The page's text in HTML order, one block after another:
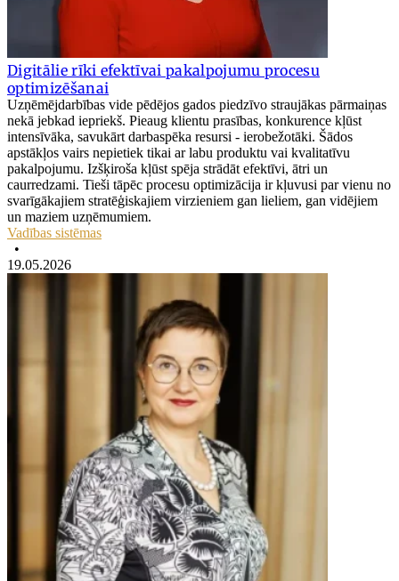
Digitālie rīki efektīvai pakalpojumu procesu
optimizēšanai
Uzņēmējdarbības vide pēdējos gados piedzīvo straujākas pārmaiņas
nekā jebkad iepriekš. Pieaug klientu prasības, konkurence kļūst
intensīvāka, savukārt darbaspēka resursi - ierobežotāki. Šādos
apstākļos vairs nepietiek tikai ar labu produktu vai kvalitatīvu
pakalpojumu. Izšķiroša kļūst spēja strādāt efektīvi, ātri un
caurredzami. Tieši tāpēc procesu optimizācija ir kļuvusi par vienu no
svarīgākajiem stratēģiskajiem virzieniem gan lieliem, gan vidējiem
un maziem uzņēmumiem.
Vadības sistēmas
•
19.05.2026